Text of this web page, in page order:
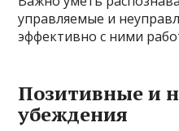
управляемые и
эффективно с ними
Позитивные и
убеждения